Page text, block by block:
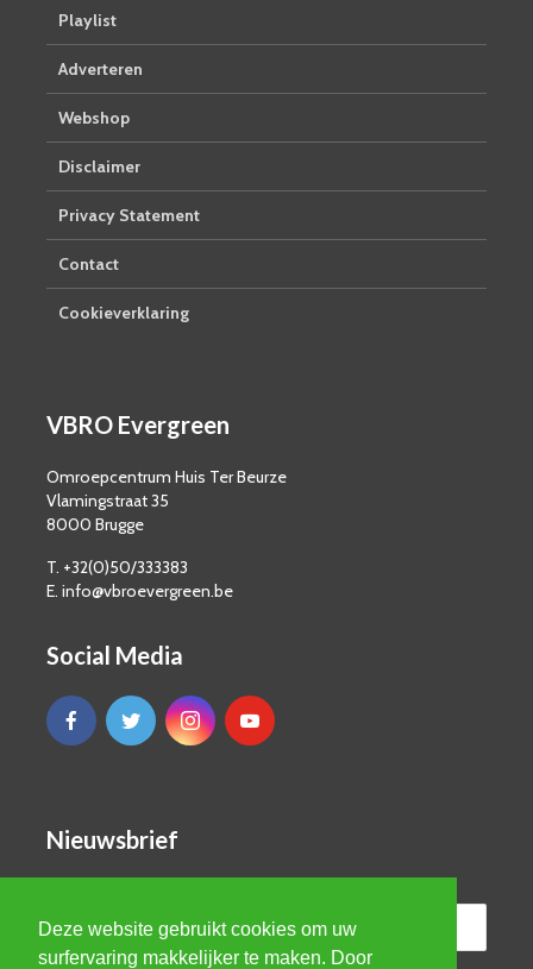
Deze website gebruikt cookies om uw
surfervaring makkelijker te maken. Door
Playlist
Adverteren
Webshop
Disclaimer
Privacy Statement
Contact
Cookieverklaring
VBRO Evergreen
Omroepcentrum Huis Ter Beurze
Vlamingstraat 35
8000 Brugge
T. +32(0)50/333383
E. info@vbroevergreen.be
Social Media
Nieuwsbrief